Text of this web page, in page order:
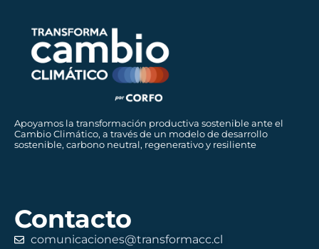
Apoyamos la transformación productiva sostenible ante el
Cambio Climático, a través de un modelo de desarrollo
sostenible, carbono neutral, regenerativo y resiliente
Contacto
comunicaciones@transformacc.cl